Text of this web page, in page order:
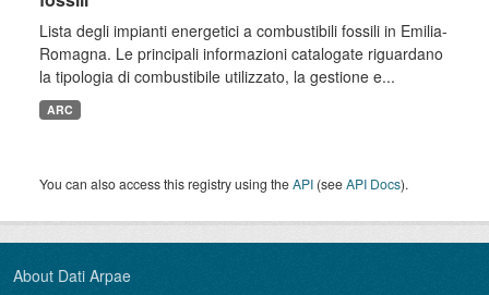
Lista degli impianti energetici a combustibili fossili in Emilia-
Romagna. Le principali informazioni catalogate riguardano
la tipologia di combustibile utilizzato, la gestione e...
ARC
You can also access this registry using theAPI (seeAPI Docs).
About Dati Arpae